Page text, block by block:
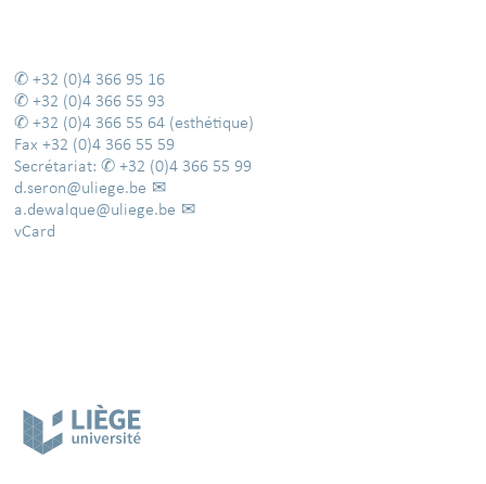
+32 (0)4 366 95 16
+32 (0)4 366 55 93
+32 (0)4 366 55 64 (esthétique)
Fax +32 (0)4 366 55 59
Secrétariat:
+32 (0)4 366 55 99
d.seron@uliege.be
a.dewalque@uliege.be
vCard